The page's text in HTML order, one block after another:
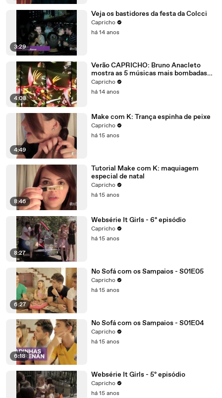
3:29
Veja os bastidores da festa da Colcci
Capricho
há 14 anos
4:08
Verão CAPRICHO: Bruno Anacleto
mostra as 5 músicas mais bombadas
do verão!
Capricho
há 14 anos
4:49
Make com K: Trança espinha de peixe
Capricho
há 15 anos
8:46
Tutorial Make com K: maquiagem
especial de natal
Capricho
há 15 anos
8:27
Websérie It Girls - 6º episódio
Capricho
há 15 anos
6:27
No Sofá com os Sampaios - S01E05
Capricho
há 15 anos
6:18
No Sofá com os Sampaios - S01E04
Capricho
há 15 anos
Websérie It Girls - 5º episódio
Capricho
há 15 anos